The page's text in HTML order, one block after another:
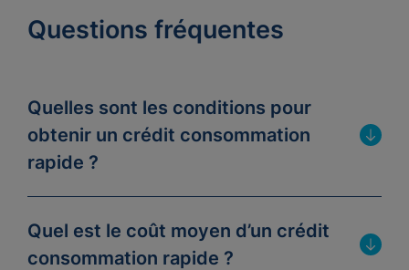
Questions fréquentes
Quelles sont les conditions pour
obtenir un crédit consommation
rapide ?
Quel est le coût moyen d’un crédit
consommation rapide ?